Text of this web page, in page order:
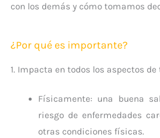
con los demás y cómo tomamos
¿Por qué es importante?
1. Impacta en todos los aspectos
Físicamente: una buena
riesgo de enfermedades
otras condiciones físicas.